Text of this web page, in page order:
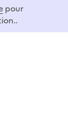
pour